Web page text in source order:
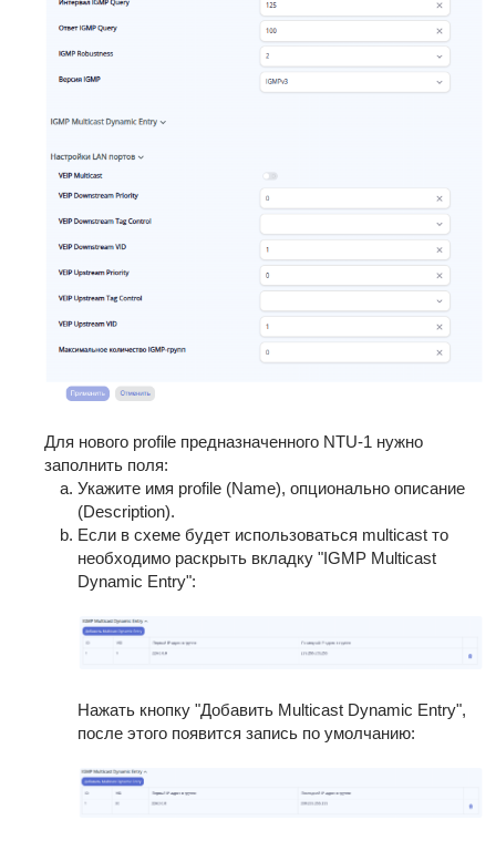
Для нового profile предназначенного NTU-1 нужно
заполнить поля:
Укажите имя profile (Name), опционально описание
(Description).
Если в схеме будет использоваться multicast то
необходимо раскрыть вкладку "IGMP Multicast
Dynamic Entry":
Нажать кнопку "Добавить Multicast Dynamic Entry",
после этого появится запись по умолчанию: